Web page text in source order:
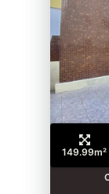
149.99m²